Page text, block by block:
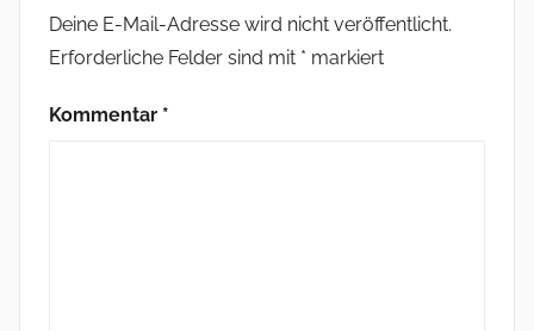
Deine E-Mail-Adresse wird nicht veröffentlicht.
Erforderliche Felder sind mit * markiert
Kommentar *